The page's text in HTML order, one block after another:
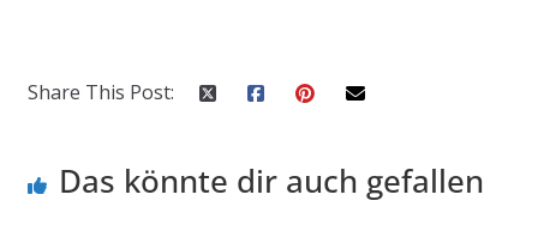
Share This Post:
Das könnte dir auch gefallen